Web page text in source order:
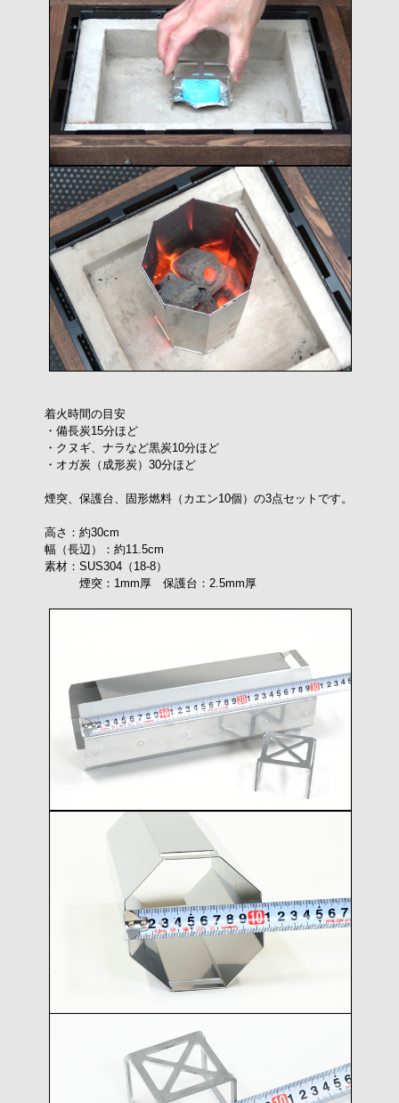
着火時間の目安
・備長炭15分ほど
・クヌギ、ナラなど黒炭10分ほど
・オガ炭（成形炭）30分ほど
煙突、保護台、固形燃料（カエン10個）の3点セットです。
高さ：約30cm
幅（長辺）：約11.5cm
素材：SUS304（18-8）
煙突：1mm厚 保護台：2.5mm厚